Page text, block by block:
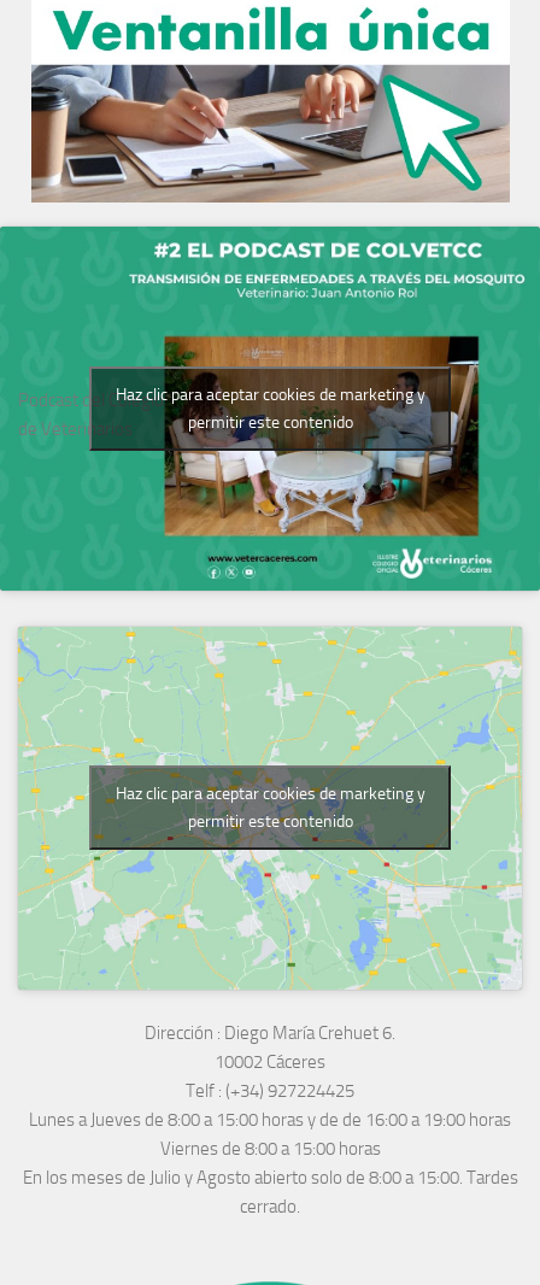
Podcast del Colegio
de Veterinarios
Haz clic para aceptar cookies de marketing y
permitir este contenido
Haz clic para aceptar cookies de marketing y
permitir este contenido
Dirección : Diego María Crehuet 6.
10002 Cáceres
Telf : (+34) 927224425
Lunes a Jueves de 8:00 a 15:00 horas y de de 16:00 a 19:00 horas
Viernes de 8:00 a 15:00 horas
En los meses de Julio y Agosto abierto solo de 8:00 a 15:00. Tardes
cerrado.